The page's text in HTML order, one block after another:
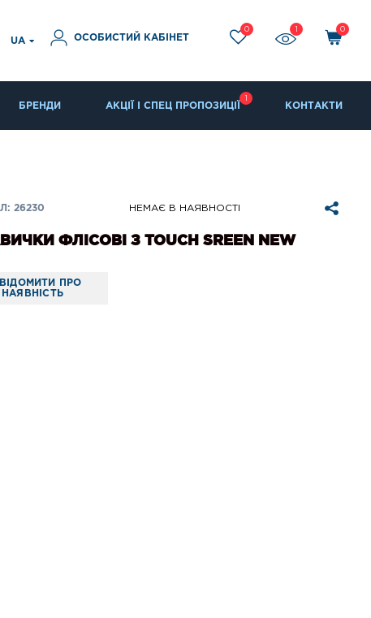
UA ОСОБИСТИЙ КАБІНЕТ
0 0
БРЕНДИ АКЦІЇ І СПЕЦ ПРОПОЗИЦІЇ КОНТАКТИ
26230 НЕМАЄ В НАЯВНОСТІ
ФЛІСОВІ З TOUCH SREEN NEW
ПРО
НАЯВНІСТЬ